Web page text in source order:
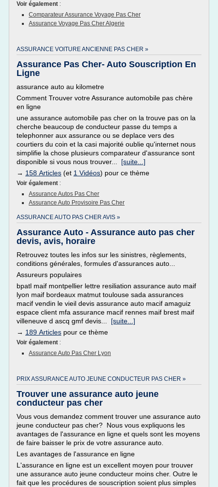
Voir également :
Comparateur Assurance Voyage Pas Cher
Assurance Voyage Pas Cher Algerie
ASSURANCE VOITURE ANCIENNE PAS CHER »
Assurance Pas Cher- Auto Souscription En
Ligne
assurance auto au kilometre
Comment Trouver votre Assurance automobile pas chère
en ligne
une assurance automobile pas cher on la trouve pas on la
cherche beaucoup de conducteur passe du temps a
telephonner aux assurance ou se deplace vers des
courtiers du coin et la casi majorité oublie qu'internet nous
simplifie la chose plusieurs comparateur d'assurance sont
disponible si vous nous trouver... [suite...]
→ 158 Articles (et 1 Vidéos) pour ce thème
Voir également :
Assurance Autos Pas Cher
Assurance Auto Provisoire Pas Cher
ASSURANCE AUTO PAS CHER AVIS »
Assurance Auto - Assurance auto pas cher
devis, avis, horaire
Retrouvez toutes les infos sur les sinistres, règlements,
conditions générales, formules d'assurances auto...
Assureurs populaires
bpatl maif montpellier lettre resiliation assurance auto maif
lyon maif bordeaux matmut toulouse sada assurances
macif vendin le vieil devis assurance auto macif amaguiz
espace client mfa assurance macif rennes maif brest maif
villeneuve d ascq gmf devis... [suite...]
→ 189 Articles pour ce thème
Voir également :
Assurance Auto Pas Cher Lyon
PRIX ASSURANCE AUTO JEUNE CONDUCTEUR PAS CHER »
Trouver une assurance auto jeune
conducteur pas cher
Vous vous demandez comment trouver une assurance auto
jeune conducteur pas cher? Nous vous expliquons les
avantages de l'assurance en ligne et quels sont les moyens
de faire baisser le prix de votre assurance auto.
Les avantages de l'assurance en ligne
L'assurance en ligne est un excellent moyen pour trouver
une assurance auto jeune conducteur moins cher. Outre le
fait que les procédures de souscription soient plus simples